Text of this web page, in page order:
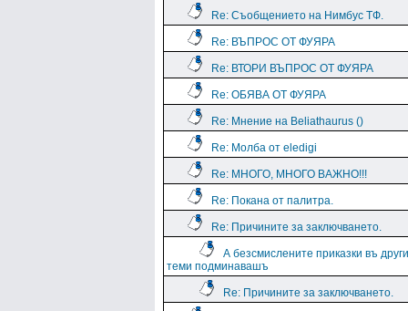
Re: Съобщението на Нимбус ТФ.
Re: ВЪПРОС ОТ ФУЯРА
Re: ВТОРИ ВЪПРОС ОТ ФУЯРА
Re: ОБЯВА ОТ ФУЯРА
Re: Мнение на Beliathaurus ()
Re: Молба от eledigi
Re: МНОГО, МНОГО ВАЖНО!!!
Re: Покана от палитра.
Re: Причините за заключването.
А безсмислените приказки въ други
теми подминавашъ
Re: Причините за заключването.